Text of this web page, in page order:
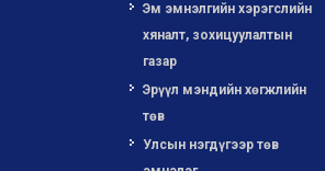
Эм эмнэлгийн хэрэгслийн
хяналт, зохицуулалтын
газар
Эрүүл мэндийн хөгжлийн
төв
Улсын нэгдүгээр төв